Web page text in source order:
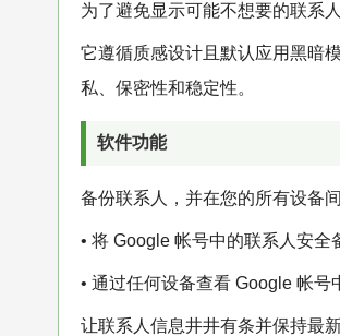
为了避免显示可能不想要的联系
它遵循质感设计且默认应用黑暗
私、保密性和稳定性。
软件功能
备份联系人，并在您的所有设备
• 将 Google 帐号中的联系人安全
• 通过任何设备查看 Google 帐号
让联系人信息井井有条并保持最